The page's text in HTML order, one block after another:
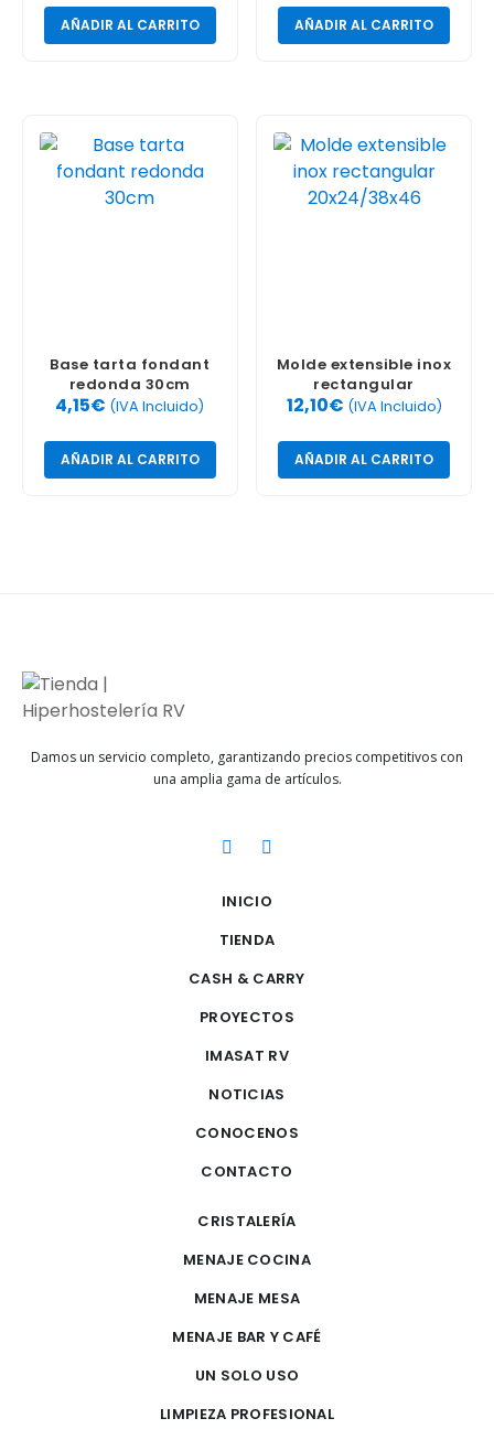
AÑADIR AL CARRITO AÑADIR AL CARRITO
Base tarta fondant
redonda 30cm
4,15€ (IVA Incluido)
AÑADIR AL CARRITO
Molde extensible inox
rectangular
20×24/38×46
12,10€ (IVA Incluido)
AÑADIR AL CARRITO
Damos un servicio completo, garantizando precios competitivos con
una amplia gama de artículos.
INICIO
TIENDA
CASH & CARRY
PROYECTOS
IMASAT RV
NOTICIAS
CONOCENOS
CONTACTO
CRISTALERÍA
MENAJE COCINA
MENAJE MESA
MENAJE BAR Y CAFÉ
UN SOLO USO
LIMPIEZA PROFESIONAL